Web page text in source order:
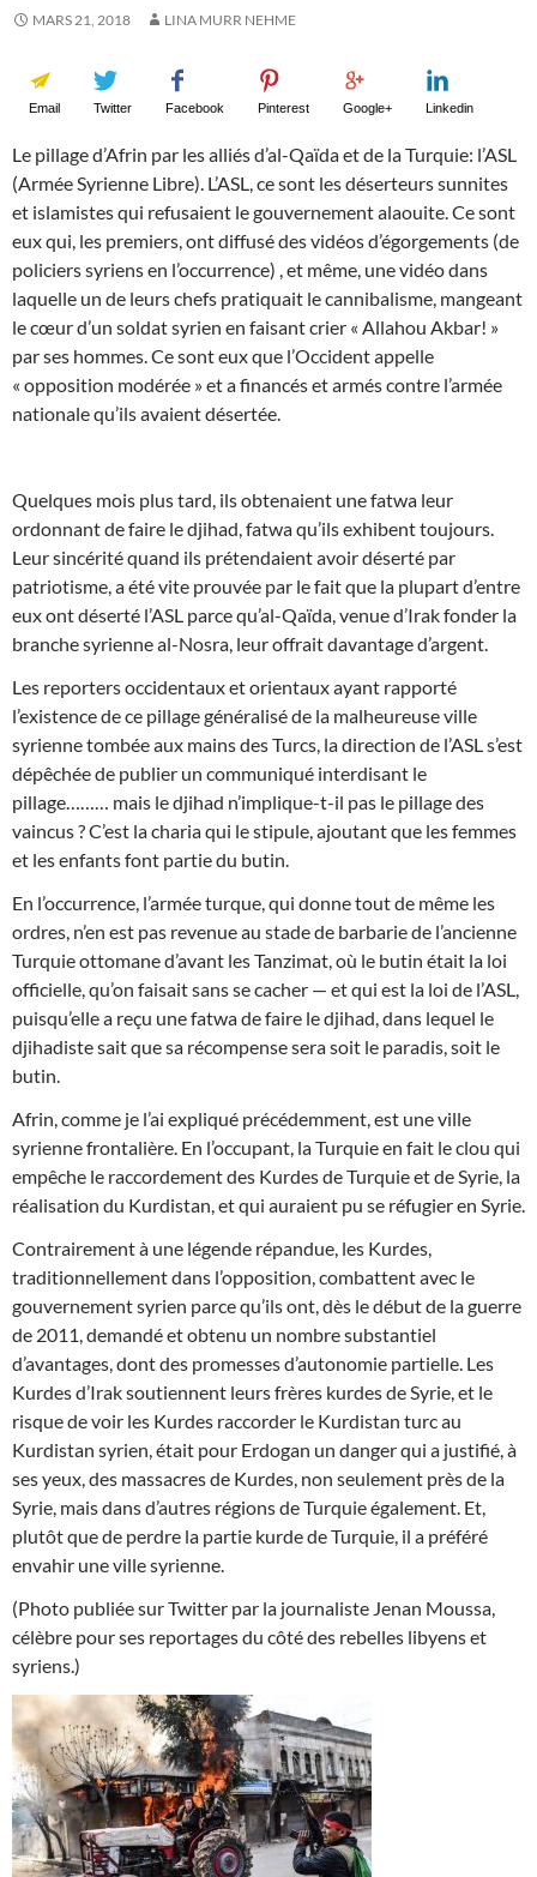
MARS 21, 2018 LINA MURR NEHME
Email Twitter Facebook Pinterest Google+ Linkedin
Le pillage d’Afrin par les alliés d’al-Qaïda et de la Turquie: l’ASL
(Armée Syrienne Libre). L’ASL, ce sont les déserteurs sunnites
et islamistes qui refusaient le gouvernement alaouite. Ce sont
eux qui, les premiers, ont diffusé des vidéos d’égorgements (de
policiers syriens en l’occurrence) , et même, une vidéo dans
laquelle un de leurs chefs pratiquait le cannibalisme, mangeant
le cœur d’un soldat syrien en faisant crier « Allahou Akbar! »
par ses hommes. Ce sont eux que l’Occident appelle
« opposition modérée » et a financés et armés contre l’armée
nationale qu’ils avaient désertée.
Quelques mois plus tard, ils obtenaient une fatwa leur
ordonnant de faire le djihad, fatwa qu’ils exhibent toujours.
Leur sincérité quand ils prétendaient avoir déserté par
patriotisme, a été vite prouvée par le fait que la plupart d’entre
eux ont déserté l’ASL parce qu’al-Qaïda, venue d’Irak fonder la
branche syrienne al-Nosra, leur offrait davantage d’argent.
Les reporters occidentaux et orientaux ayant rapporté
l’existence de ce pillage généralisé de la malheureuse ville
syrienne tombée aux mains des Turcs, la direction de l’ASL s’est
dépêchée de publier un communiqué interdisant le
pillage……… mais le djihad n’implique-t-il pas le pillage des
vaincus ? C’est la charia qui le stipule, ajoutant que les femmes
et les enfants font partie du butin.
En l’occurrence, l’armée turque, qui donne tout de même les
ordres, n’en est pas revenue au stade de barbarie de l’ancienne
Turquie ottomane d’avant les Tanzimat, où le butin était la loi
officielle, qu’on faisait sans se cacher — et qui est la loi de l’ASL,
puisqu’elle a reçu une fatwa de faire le djihad, dans lequel le
djihadiste sait que sa récompense sera soit le paradis, soit le
butin.
Afrin, comme je l’ai expliqué précédemment, est une ville
syrienne frontalière. En l’occupant, la Turquie en fait le clou qui
empêche le raccordement des Kurdes de Turquie et de Syrie, la
réalisation du Kurdistan, et qui auraient pu se réfugier en Syrie.
Contrairement à une légende répandue, les Kurdes,
traditionnellement dans l’opposition, combattent avec le
gouvernement syrien parce qu’ils ont, dès le début de la guerre
de 2011, demandé et obtenu un nombre substantiel
d’avantages, dont des promesses d’autonomie partielle. Les
Kurdes d’Irak soutiennent leurs frères kurdes de Syrie, et le
risque de voir les Kurdes raccorder le Kurdistan turc au
Kurdistan syrien, était pour Erdogan un danger qui a justifié, à
ses yeux, des massacres de Kurdes, non seulement près de la
Syrie, mais dans d’autres régions de Turquie également. Et,
plutôt que de perdre la partie kurde de Turquie, il a préféré
envahir une ville syrienne.
(Photo publiée sur Twitter par la journaliste Jenan Moussa,
célèbre pour ses reportages du côté des rebelles libyens et
syriens.)